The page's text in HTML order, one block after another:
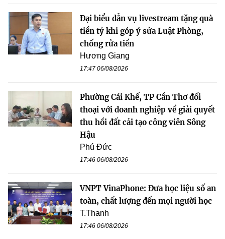
Đại biểu dẫn vụ livestream tặng quà
tiền tỷ khi góp ý sửa Luật Phòng,
chống rửa tiền
Hương Giang
17:47 06/08/2026
Phường Cái Khế, TP Cần Thơ đối
thoại với doanh nghiệp về giải quyết
thu hồi đất cải tạo công viên Sông
Hậu
Phú Đức
17:46 06/08/2026
VNPT VinaPhone: Đưa học liệu số an
toàn, chất lượng đến mọi người học
T.Thanh
17:46 06/08/2026